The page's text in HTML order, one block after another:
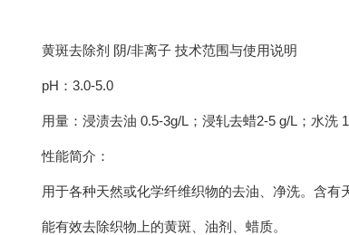
黄斑去除剂 阴/非离子 技术范围与使用说明
pH：3.0-5.0
用量：浸渍去油 0.5-3g/L；浸轧去蜡2-5 g/L；水洗
性能简介：
用于各种天然或化学纤维织物的去油、净洗。含有
能有效去除织物上的黄斑、油剂、蜡质。